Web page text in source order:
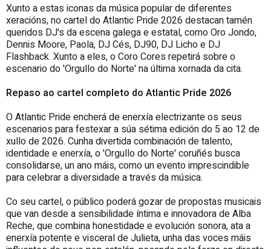
Xunto a estas iconas da música popular de diferentes
xeracións, no cartel do Atlantic Pride 2026 destacan tamén
queridos DJ's da escena galega e estatal, como Oro Jondo,
Dennis Moore, Paola, DJ Cés, DJ90, DJ Licho e DJ
Flashback. Xunto a eles, o Coro Cores repetirá sobre o
escenario do 'Orgullo do Norte' na última xornada da cita.
Repaso ao cartel completo do Atlantic Pride 2026
O Atlantic Pride encherá de enerxía electrizante os seus
escenarios para festexar a súa sétima edición do 5 ao 12 de
xullo de 2026. Cunha divertida combinación de talento,
identidade e enerxía, o 'Orgullo do Norte' coruñés busca
consolidarse, un ano máis, como un evento imprescindible
para celebrar a diversidade a través da música.
Co seu cartel, o público poderá gozar de propostas musicais
que van desde a sensibilidade íntima e innovadora de Alba
Reche, que combina honestidade e evolución sonora, ata a
enerxía potente e visceral de Julieta, unha das voces máis